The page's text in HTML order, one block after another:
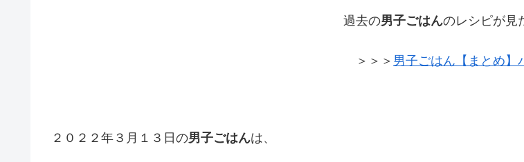
過去の男子ごはんのレシピが見
＞＞＞ 男子ごはん【まとめ】
２０２２年３月１３日の男子ごはんは、